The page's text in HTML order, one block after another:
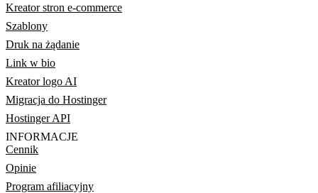
Kreator stron e-commerce
Szablony
Druk na żądanie
Link w bio
Kreator logo AI
Migracja do Hostinger
Hostinger API
INFORMACJE
Cennik
Opinie
Program afiliacyjny